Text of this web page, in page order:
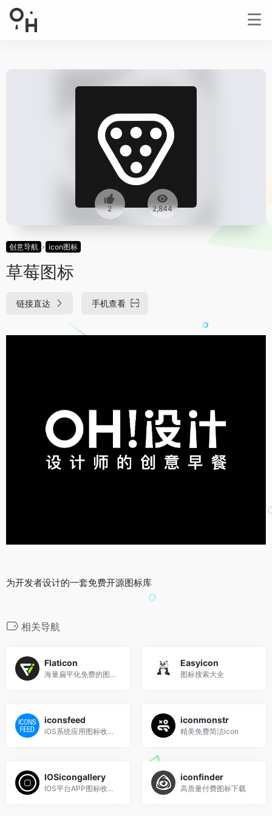
2 2,844
创意导航 icon图标
草莓图标
链接直达 手机查看
为开发者设计的一套免费开源图标库
相关导航
Flaticon
海量扁平化免费的图标库
Easyicon
图标搜索大全
iconsfeed
iOS系统应用图标收集和分享
iconmonstr
精美免费简洁icon
IOSicongallery
IOS平台APP图标收录和欣赏
iconfinder
高质量付费图标下载